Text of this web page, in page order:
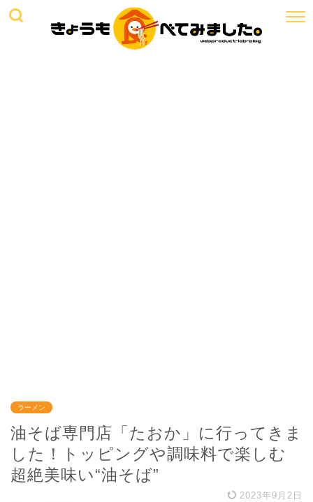
ラーメン
油そば専門店「たおか」に行ってきま
した！トッピングや調味料で楽しむ
超絶美味い“油そば”
2023年9月2日